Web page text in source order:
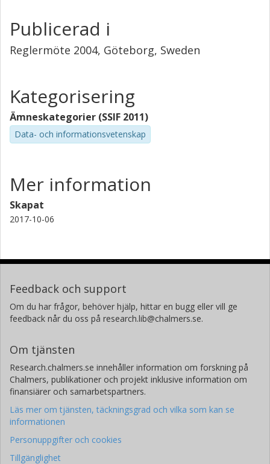
Publicerad i
Reglermöte 2004, Göteborg, Sweden
Kategorisering
Ämneskategorier (SSIF 2011)
Data- och informationsvetenskap
Mer information
Skapat
2017-10-06
Feedback och support
Om du har frågor, behöver hjälp, hittar en bugg eller vill ge
feedback når du oss på research.lib@chalmers.se.
Om tjänsten
Research.chalmers.se innehåller information om forskning på
Chalmers, publikationer och projekt inklusive information om
finansiärer och samarbetspartners.
Läs mer om tjänsten, täckningsgrad och vilka som kan se
informationen
Personuppgifter och cookies
Tillgänglighet